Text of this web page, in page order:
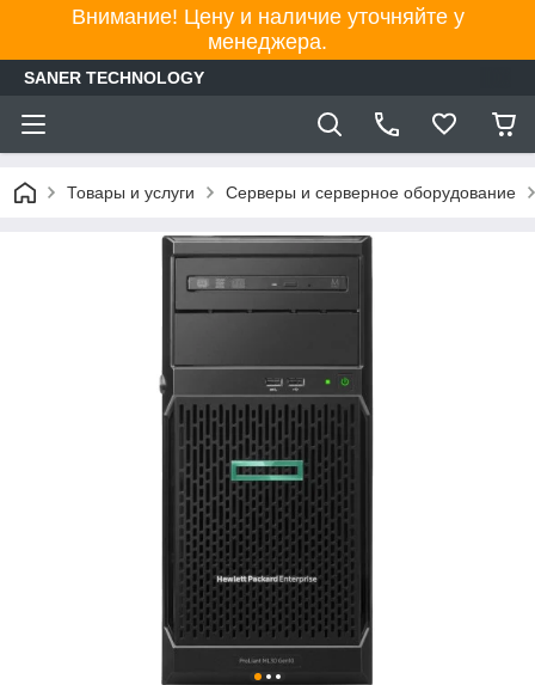
Внимание! Цену и наличие уточняйте у
менеджера.
SANER TECHNOLOGY
Товары и услуги Серверы и серверное оборудование